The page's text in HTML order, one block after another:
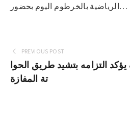
الرياضية بالخرطوم اليوم بحضور…
PREVIOUS POST
التزامه بتشيد طريق الحوا
تة المفازة